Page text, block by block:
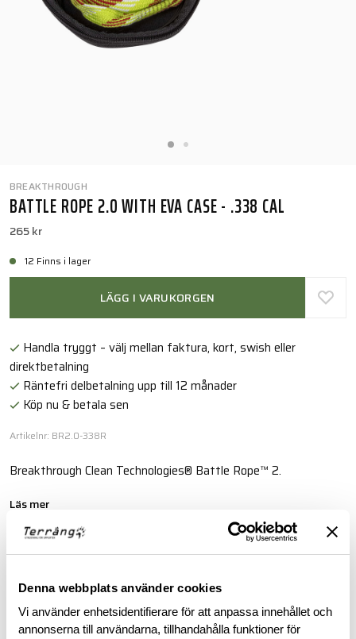
Denna webbplats använder cookies
Vi använder enhetsidentifierare för att anpassa innehållet och
annonserna till användarna, tillhandahålla funktioner för
BREAKTHROUGH
BATTLE ROPE 2.0 WITH EVA CASE - .338 CAL
265 kr
12 Finns i lager
LÄGG I VARUKORGEN
Handla tryggt – välj mellan faktura, kort, swish eller
direktbetalning
Räntefri delbetalning upp till 12 månader
Köp nu & betala sen
Artikelnr: BR2.0-338R
Breakthrough Clean Technologies® Battle Rope™ 2.
Läs mer
RECENSIONER